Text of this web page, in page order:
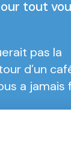
tout
pas la
d’un
a jamais
NOUS !